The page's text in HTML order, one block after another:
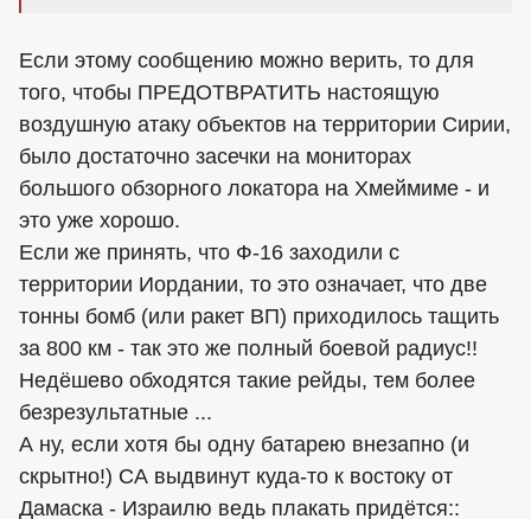
Если этому сообщению можно верить, то для
того, чтобы ПРЕДОТВРАТИТЬ настоящую
воздушную атаку объектов на территории Сирии,
было достаточно засечки на мониторах
большого обзорного локатора на Хмеймиме - и
это уже хорошо.
Если же принять, что Ф-16 заходили с
территории Иордании, то это означает, что две
тонны бомб (или ракет ВП) приходилось тащить
за 800 км - так это же полный боевой радиус!!
Недёшево обходятся такие рейды, тем более
безрезультатные ...
А ну, если хотя бы одну батарею внезапно (и
скрытно!) СА выдвинут куда-то к востоку от
Дамаска - Израилю ведь плакать придётся::